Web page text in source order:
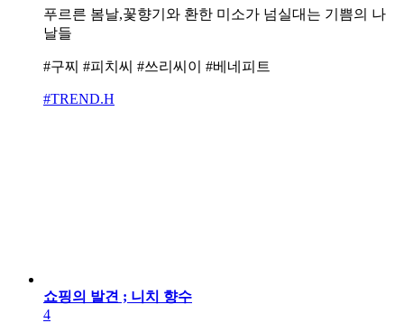
푸르른 봄날,꽃향기와 환한 미소가 넘실대는 기쁨의 나
날들
#구찌 #피치씨 #쓰리씨이 #베네피트
#TREND.H
쇼핑의 발견 ; 니치 향수
4